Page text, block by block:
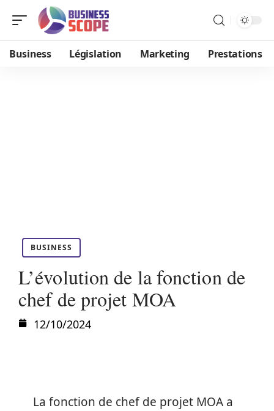
Business Législation Marketing Prestations
BUSINESS
L’évolution de la fonction de
chef de projet MOA
12/10/2024
La fonction de chef de projet MOA a